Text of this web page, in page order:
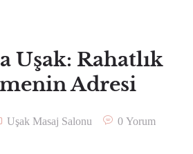
Uşak: Rahatlık
Adresi
Uşak Masaj Salonu 0 Yorum